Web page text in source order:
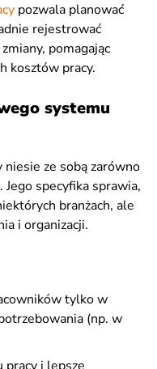
pozwala planować
rejestrować
pomagając
kosztów pracy.
systemu
ze sobą zarówno
specyfika sprawia,
branżach, ale
i organizacji.
tylko w
(np. w